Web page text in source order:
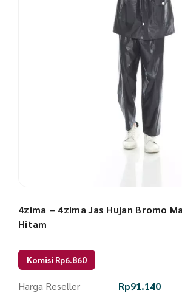
4zima – 4zima Jas Hujan Bromo
Hitam
Komisi Rp6.860
Harga Reseller Rp91.140